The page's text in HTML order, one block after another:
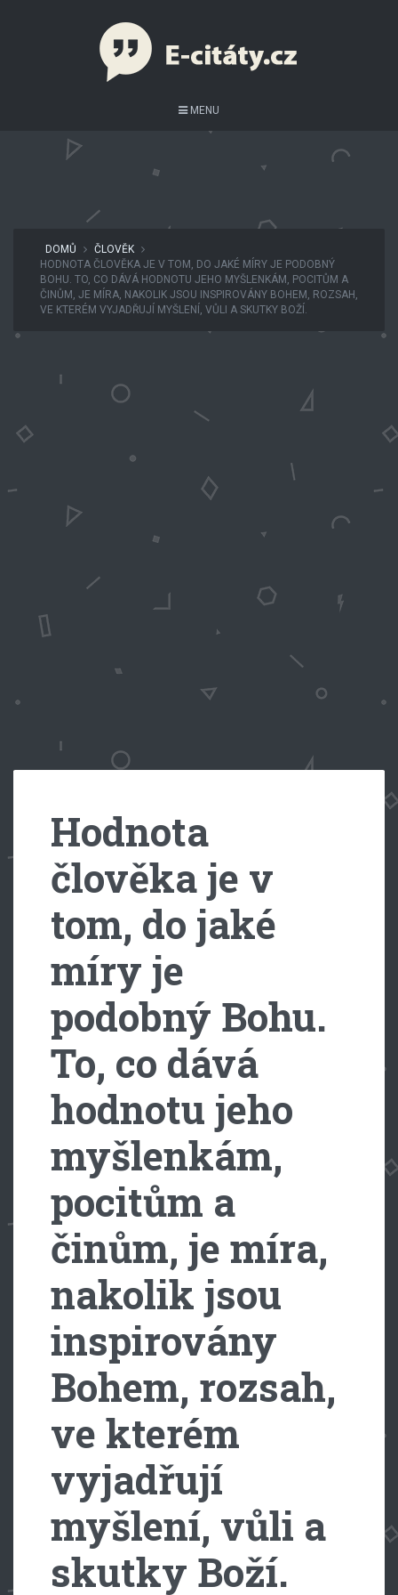
MENU
DOMŮ
ČLOVĚK
HODNOTA ČLOVĚKA JE V TOM, DO JAKÉ MÍRY JE PODOBNÝ
BOHU. TO, CO DÁVÁ HODNOTU JEHO MYŠLENKÁM, POCITŮM A
ČINŮM, JE MÍRA, NAKOLIK JSOU INSPIROVÁNY BOHEM, ROZSAH,
VE KTERÉM VYJADŘUJÍ MYŠLENÍ, VŮLI A SKUTKY BOŽÍ.
Hodnota
člověka je v
tom, do jaké
míry je
podobný Bohu.
To, co dává
hodnotu jeho
myšlenkám,
pocitům a
činům, je míra,
nakolik jsou
inspirovány
Bohem, rozsah,
ve kterém
vyjadřují
myšlení, vůli a
skutky Boží.